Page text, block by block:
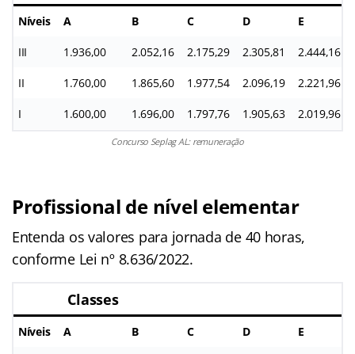
Níveis A B C D E
III 1.936,00 2.052,16 2.175,29 2.305,81 2.444,16
II 1.760,00 1.865,60 1.977,54 2.096,19 2.221,96
I 1.600,00 1.696,00 1.797,76 1.905,63 2.019,96
Concurso Seplag AL: remuneração
Profissional de nível elementar
Entenda os valores para jornada de 40 horas,
conforme Lei nº 8.636/2022.
Classes
Níveis A B C D E